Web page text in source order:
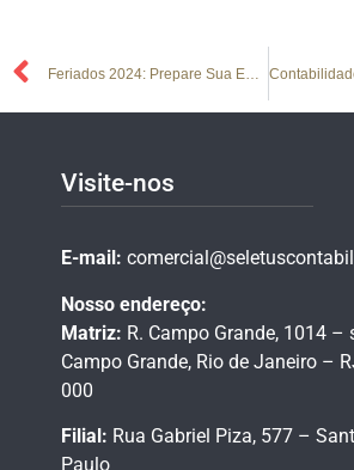
Feriados 2024: Prepare Sua Empresa Para Vender Mais Nas Datas Comerciais
Visite-nos
E-mail:
Nosso endereço:
Matriz: R. Campo Grande, 1014 –
Campo Grande, Rio de Janeiro –
000
Filial: Rua Gabriel Piza, 577 –
Paulo